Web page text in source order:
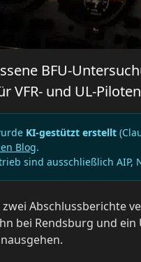
BFU-
VFR- und UL-
KI-gestützt erstellt
Blog.
sind ausschließlich AIP,
zwei Abschlussberichte
bei Rendsburg und ein